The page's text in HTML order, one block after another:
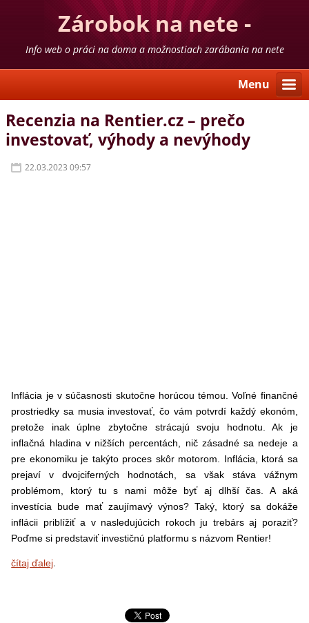
Zárobok na nete -
skúsenosti
Info web o práci na doma a možnostiach zarábania na nete
Menu
Recenzia na Rentier.cz – prečo
investovať, výhody a nevýhody
22.03.2023 09:57
Inflácia je v súčasnosti skutočne horúcou témou. Voľné finančné
prostriedky sa musia investovať, čo vám potvrdí každý ekonóm,
pretože inak úplne zbytočne strácajú svoju hodnotu. Ak je
inflačná hladina v nižších percentách, nič zásadné sa nedeje a
pre ekonomiku je takýto proces skôr motorom. Inflácia, ktorá sa
prejaví v dvojciferných hodnotách, sa však stáva vážnym
problémom, ktorý tu s nami môže byť aj dlhší čas. A aká
investícia bude mať zaujímavý výnos? Taký, ktorý sa dokáže
inflácii priblížiť a v nasledujúcich rokoch ju trebárs aj poraziť?
Poďme si predstaviť investičnú platformu s názvom Rentier!
čítaj ďalej.